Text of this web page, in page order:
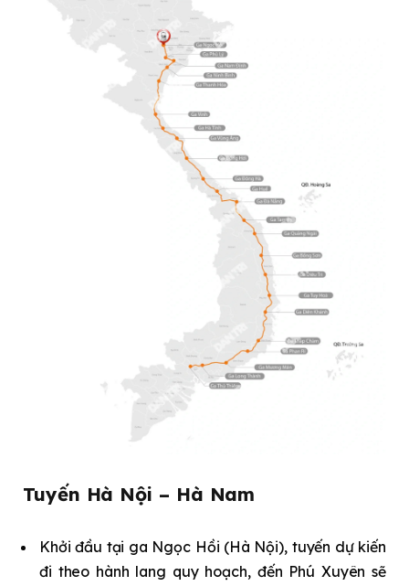
Tuyến Hà Nội – Hà Nam
Khởi đầu tại ga Ngọc Hồi (Hà Nội), tuyến dự kiến
đi theo hành lang quy hoạch, đến Phú Xuyên sẽ